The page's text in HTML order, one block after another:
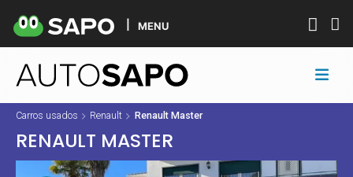
MENU
Carros usados Renault Renault Master
RENAULT MASTER